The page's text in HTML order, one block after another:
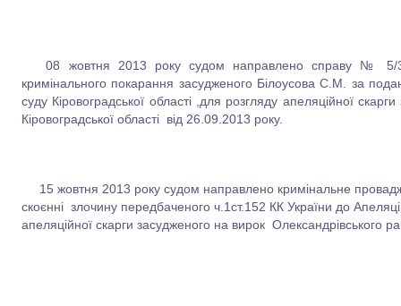
08 жовтня 2013 року судом направлено справу № 5/
кримінального покарання засудженого Білоусова С.М. за
суду Кіровоградської області ,для розгляду апеляційної
Кіровоградської області від 26.09.2013 року.
15 жовтня 2013 року судом направлено кримінальне
скоєнні злочину передбаченого ч.1ст.152 КК України до
апеляційної скарги засудженого на вирок Олександрівського